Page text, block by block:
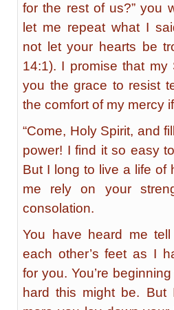
for the rest of us?” you
let me repeat what I
not let your hearts be
14:1). I promise that my
you the grace to resist
the comfort of my mercy
“Come, Holy Spirit, and
power! I find it so easy
But I long to live a life of
me rely on your
consolation.
You have heard me
each other’s feet as I
for you. You’re
hard this might be. But